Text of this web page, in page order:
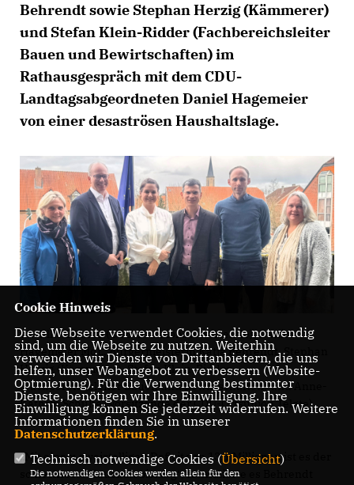
Behrendt sowie Stephan Herzig (Kämmerer)
und Stefan Klein-Ridder (Fachbereichsleiter
Bauen und Bewirtschaften) im
Rathausgespräch mit dem CDU-
Landtagsabgeordneten Daniel Hagemeier
von einer desaströsen Haushaltslage.
v.l.: Elke Duhme (CDU-Fraktionsvorsitzende), Daniel
Hagemeier MdL, Bürgermeisterin Katja Behrendt, Stephan
Herzig (Kämmerer), Stefan Klein-Ridder
(Fachbereichsleiter Bauen und Bewirtschaften) und Anne-
Kathrin Schulte (Vorsitzende der CDU-Ortsunion Telgte)
Mit einem zweistelligen Defizit von 13,1 Millionen ist es der
schlechteste Haushalt bislang“, formulierte es Behrendt
Cookie Hinweis
Diese Webseite verwendet Cookies, die notwendig
sind, um die Webseite zu nutzen. Weiterhin
verwenden wir Dienste von Drittanbietern, die uns
helfen, unser Webangebot zu verbessern (Website-
Optmierung). Für die Verwendung bestimmter
Dienste, benötigen wir Ihre Einwilligung. Ihre
Einwilligung können Sie jederzeit widerrufen. Weitere
Informationen finden Sie in unserer
Datenschutzerklärung.
Technisch notwendige Cookies (Übersicht)
Die notwendigen Cookies werden allein für den